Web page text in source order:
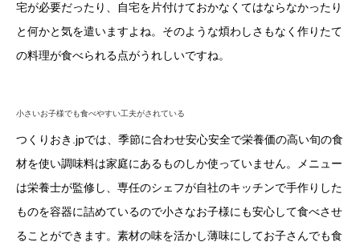
宅が必要だったり、自宅を片付けておかなくてはならなかったり
と何かと気を遣いますよね。そのような煩わしさもなく作りたて
の料理が食べられる点がうれしいですね。
小さいお子様でも食べやすい工夫がされている
つくりおき.jpでは、季節に合わせ安心安全で栄養価の高い旬の食
材を使い調味料は家庭にあるものしか使っていません。メニュー
は栄養士が監修し、専任のシェフが自社のキッチンで手作りした
ものを容器に詰めているので小さなお子様にも安心して食べさせ
ることができます。素材の味を活かし薄味にしてお子さんでも食